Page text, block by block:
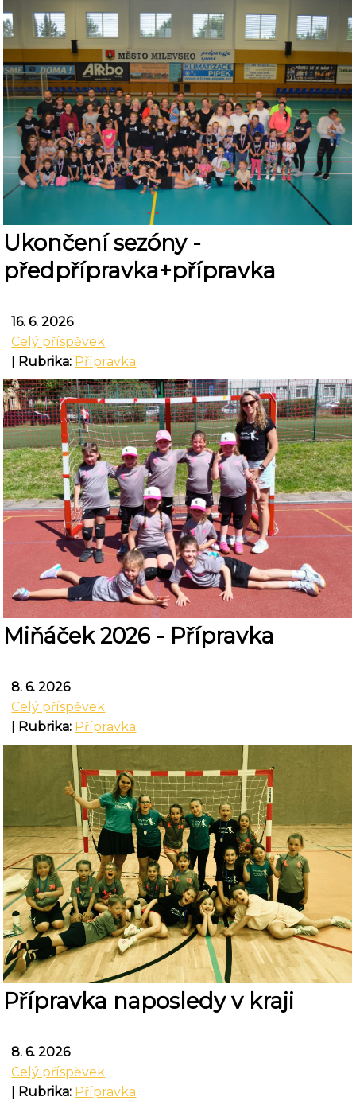
Ukončení sezóny -
předpřípravka+přípravka
16. 6. 2026
Celý příspěvek
Rubrika: Přípravka
Miňáček 2026 - Přípravka
8. 6. 2026
Celý příspěvek
Rubrika: Přípravka
Přípravka naposledy v kraji
8. 6. 2026
Celý příspěvek
Rubrika: Přípravka